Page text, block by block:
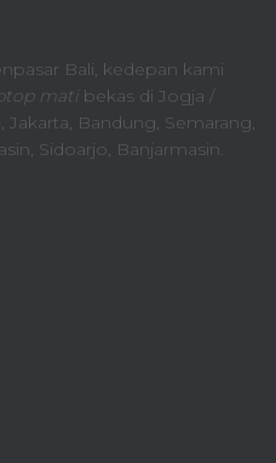
Bali, kedepan kami
matibekas di Jogja /
Jakarta, Bandung, Semarang,
Sidoarjo, Banjarmasin.